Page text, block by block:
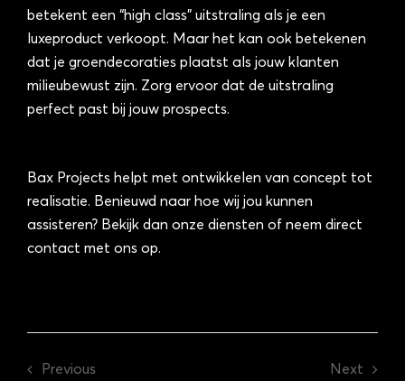
betekent een “high class” uitstraling als je een
luxeproduct verkoopt. Maar het kan ook betekenen
dat je groendecoraties plaatst als jouw klanten
milieubewust zijn. Zorg ervoor dat de uitstraling
perfect past bij jouw prospects.
Bax Projects helpt met ontwikkelen van concept tot
realisatie. Benieuwd naar hoe wij jou kunnen
assisteren? Bekijk dan onze diensten of neem direct
contact met ons op.
Previous Next